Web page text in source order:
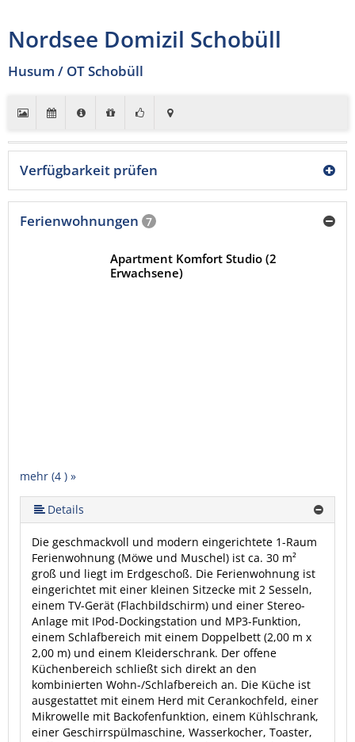
Nordsee Domizil Schobüll
Husum / OT Schobüll
Verfügbarkeit prüfen
Ferienwohnungen 7
mehr (4 ) »
Apartment Komfort Studio (2
Erwachsene)
Details
Die geschmackvoll und modern eingerichtete 1-Raum
Ferienwohnung (Möwe und Muschel) ist ca. 30 m²
groß und liegt im Erdgeschoß. Die Ferienwohnung ist
eingerichtet mit einer kleinen Sitzecke mit 2 Sesseln,
einem TV-Gerät (Flachbildschirm) und einer Stereo-
Anlage mit IPod-Dockingstation und MP3-Funktion,
einem Schlafbereich mit einem Doppelbett (2,00 m x
2,00 m) und einem Kleiderschrank. Der offene
Küchenbereich schließt sich direkt an den
kombinierten Wohn-/Schlafbereich an. Die Küche ist
ausgestattet mit einem Herd mit Cerankochfeld, einer
Mikrowelle mit Backofenfunktion, einem Kühlschrank,
einer Geschirrspülmaschine, Wasserkocher, Toaster,